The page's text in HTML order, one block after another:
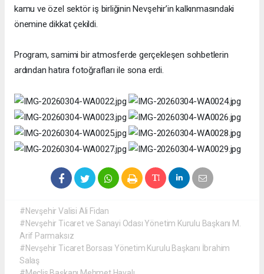
kamu ve özel sektör iş birliğinin Nevşehir’in kalkınmasındaki
önemine dikkat çekildi.
Program, samimi bir atmosferde gerçekleşen sohbetlerin
ardından hatıra fotoğrafları ile sona erdi.
#Nevşehir Valisi Ali Fidan
#Nevşehir Ticaret ve Sanayi Odası Yönetim Kurulu Başkanı M.
Arif Parmaksız
#Nevşehir Ticaret Borsası Yönetim Kurulu Başkanı İbrahim
Salaş